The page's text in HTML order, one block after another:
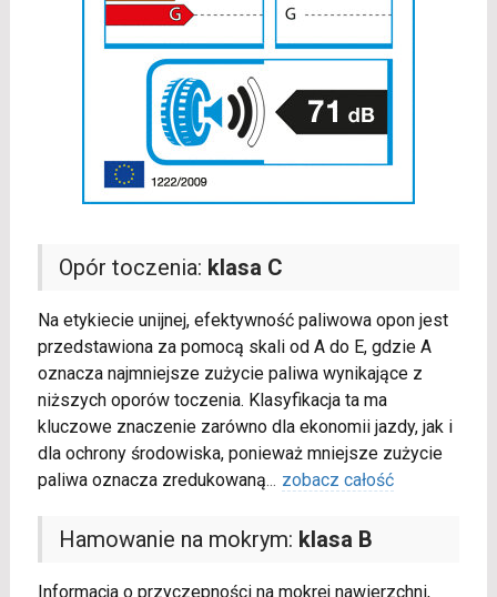
Opór toczenia: klasa C
Na etykiecie unijnej, efektywność paliwowa opon jest
przedstawiona za pomocą skali od A do E, gdzie A
oznacza najmniejsze zużycie paliwa wynikające z
niższych oporów toczenia. Klasyfikacja ta ma
kluczowe znaczenie zarówno dla ekonomii jazdy, jak i
dla ochrony środowiska, ponieważ mniejsze zużycie
paliwa oznacza zredukowaną... zobacz całość
Hamowanie na mokrym: klasa B
Informacja o przyczepności na mokrej nawierzchni,